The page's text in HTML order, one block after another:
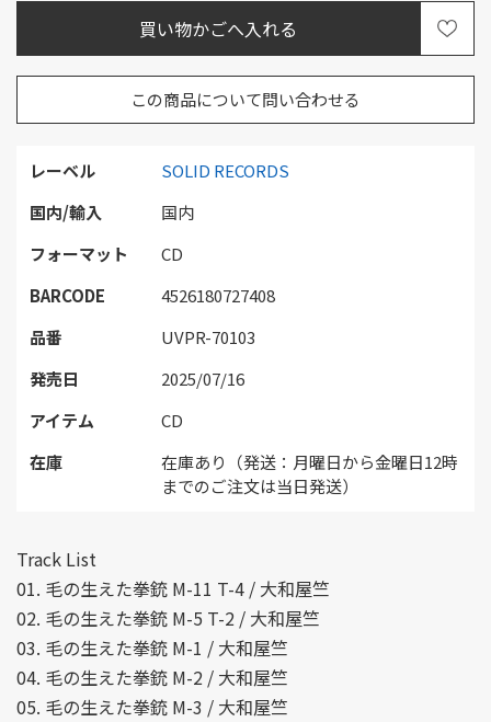
レーベル
SOLID RECORDS
国内/輸入
国内
フォーマット
CD
BARCODE
4526180727408
品番
UVPR-70103
発売日
2025/07/16
アイテム
CD
在庫
在庫あり（発送：月曜日から金曜日12時
までのご注文は当日発送）
この商品について問い合わせる
Track List
01. 毛の生えた拳銃 M-11 T-4 / 大和屋竺
02. 毛の生えた拳銃 M-5 T-2 / 大和屋竺
03. 毛の生えた拳銃 M-1 / 大和屋竺
04. 毛の生えた拳銃 M-2 / 大和屋竺
05. 毛の生えた拳銃 M-3 / 大和屋竺